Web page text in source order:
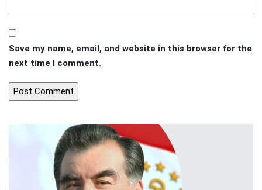
Save my name, email, and website in this browser for the
next time I comment.